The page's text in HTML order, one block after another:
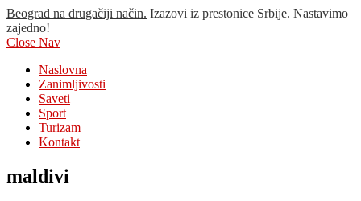
Beograd na drugačiji način. Izazovi iz prestonice Srbije. Nastavimo
zajedno!
Close Nav
Naslovna
Zanimljivosti
Saveti
Sport
Turizam
Kontakt
maldivi